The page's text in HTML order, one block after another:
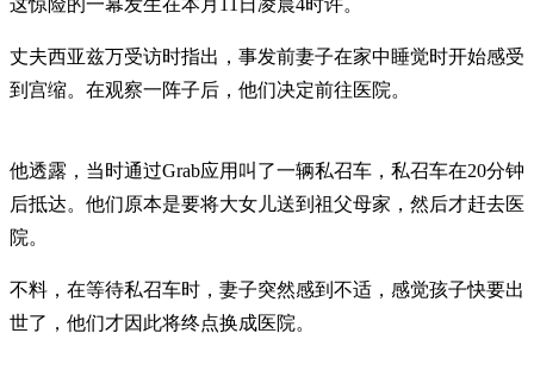
丈夫西亚兹万受访时指出，事发前妻子在家中睡觉时开始感受
到宫缩。在观察一阵子后，他们决定前往医院。
他透露，当时通过Grab应用叫了一辆私召车，私召车在20分钟
后抵达。他们原本是要将大女儿送到祖父母家，然后才赶去医
院。
不料，在等待私召车时，妻子突然感到不适，感觉孩子快要出
世了，他们才因此将终点换成医院。